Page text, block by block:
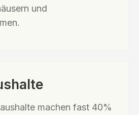
und
machen fast 40%